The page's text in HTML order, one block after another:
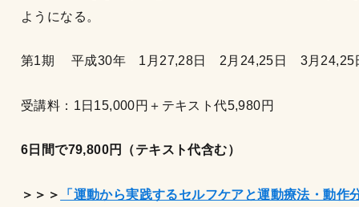
ようになる。
第1期 平成30年 1月27,28日 2月24,25日 3月24,25
受講料：1日15,000円＋テキスト代5,980円
6 日間で79,800円（テキスト代含む）
＞＞＞
「運動から実践するセルフケアと運動療法・動作